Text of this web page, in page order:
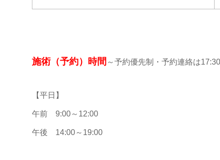
施術（予約）時間 ～予約優先制・予約連絡は
【平日】
午前 9:00～12:00
午後 14:00～19:00